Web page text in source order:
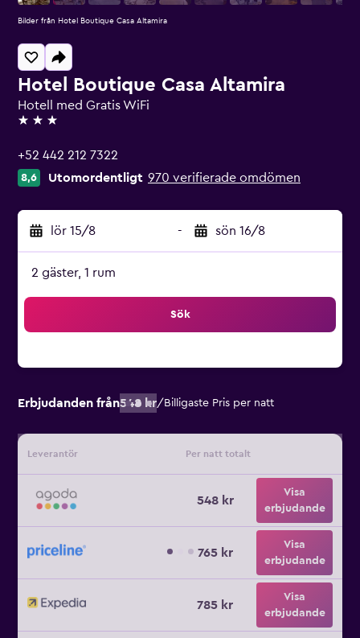
Hotel Boutique Casa Altamira
Hotell med Gratis WiFi
3 stjärnor
+52 442 212 7322
8,6 Utomordentligt 970 verifierade omdömen
lör 15/8 - sön 16/8
2 gäster, 1 rum
Sök
Erbjudanden från548 kr/ Billigaste Pris per natt
Leverantör Per natt totalt
548 kr
Visa
erbjudande
765 kr
Visa
erbjudande
785 kr
Visa
erbjudande
Bilder från Hotel Boutique Casa Altamira